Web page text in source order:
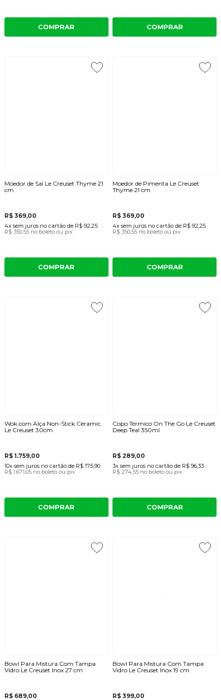
COMPRAR COMPRAR
Moedor de Sal Le Creuset Thyme 21
cm
R$ 369,00
4x sem juros no cartãode R$ 92,25
R$ 350,55 no boleto ou pix
COMPRAR
Moedor de Pimenta Le Creuset
Thyme 21 cm
R$ 369,00
4x sem juros no cartão de R$ 92,25
R$ 350,55 no boleto ou pix
COMPRAR
Wok com Alça Non-Stick Ceramic
Le Creuset 30cm
R$ 1.759,00
10x sem juros no cartãode R$ 175,90
R$ 1.671,05 no boleto ou pix
COMPRAR
Copo Térmico On The Go Le Creuset
Deep Teal 350ml
R$ 289,00
3x sem juros no cartão de R$ 96,33
R$ 274,55 no boleto ou pix
COMPRAR
Bowl Para Mistura Com Tampa
Vidro Le Creuset Inox 27 cm
R$ 689,00
Bowl Para Mistura Com Tampa
Vidro Le Creuset Inox 19 cm
R$ 399,00